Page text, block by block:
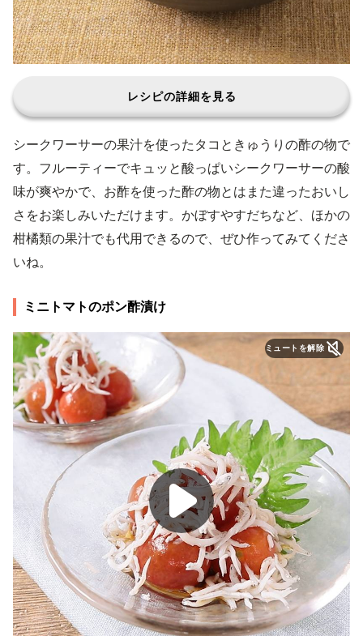
レシピの詳細を見る
シークワーサーの果汁を使ったタコときゅうりの酢の物で
す。フルーティーでキュッと酸っぱいシークワーサーの酸
味が爽やかで、お酢を使った酢の物とはまた違ったおいし
さをお楽しみいただけます。かぼすやすだちなど、ほかの
柑橘類の果汁でも代用できるので、ぜひ作ってみてくださ
いね。
ミニトマトのポン酢漬け
ミュートを解除